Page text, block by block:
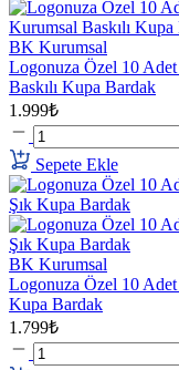
BK Kurumsal
Logonuza Özel 10
Baskılı Kupa Bardak
1.999₺
Sepete Ekle
BK Kurumsal
Logonuza Özel 10
Kupa Bardak
1.799₺